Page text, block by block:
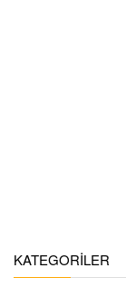
KATEGORILER